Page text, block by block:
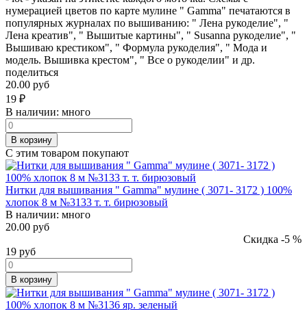
нумерацией цветов по карте мулине " Gamma" печатаются в
популярных журналах по вышиванию: " Лена рукоделие", "
Лена креатив", " Вышитые картины", " Susanna рукоделие", "
Вышиваю крестиком", " Формула рукоделия", " Мода и
модель. Вышивка крестом", " Все о рукоделии" и др.
поделиться
20.00 руб
19 ₽
В наличии: много
В корзину
С этим товаром покупают
Нитки для вышивания " Gamma" мулине ( 3071- 3172 ) 100%
хлопок 8 м №3133 т. т. бирюзовый
В наличии: много
20.00 руб
Скидка -5 %
19 руб
В корзину